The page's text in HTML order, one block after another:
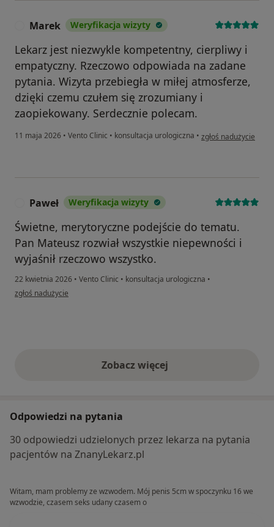
Marek Weryfikacja wizyty
Lekarz jest niezwykle kompetentny, cierpliwy i
empatyczny. Rzeczowo odpowiada na zadane
pytania. Wizyta przebiegła w miłej atmosferze,
dzięki czemu czułem się zrozumiany i
zaopiekowany. Serdecznie polecam.
11 maja 2026 • Vento Clinic • konsultacja urologiczna • w opinii użytkownika
zgłoś nadużycie
Paweł Weryfikacja wizyty
Świetne, merytoryczne podejście do tematu.
Pan Mateusz rozwiał wszystkie niepewności i
wyjaśnił rzeczowo wszystko.
22 kwietnia 2026 • Vento Clinic • konsultacja urologiczna •
w opinii użytkownika Paweł
zgłoś nadużycie
Zobacz więcejopinie powyżej
Odpowiedzi na pytania
30 odpowiedzi udzielonych przez lekarza na pytania
pacjentów na ZnanyLekarz.pl
Witam, mam problemy ze wzwodem. Mój penis 5cm w spoczynku 16 we
wzwodzie, czasem seks udany czasem o